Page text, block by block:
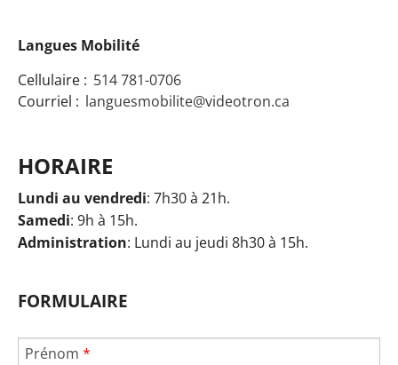
Langues Mobilité
Cellulaire : 514 781-0706
Courriel : languesmobilite@videotron.ca
HORAIRE
Lundi au vendredi: 7h30 à 21h.
Samedi: 9h à 15h.
Administration: Lundi au jeudi 8h30 à 15h.
FORMULAIRE
Prénom *